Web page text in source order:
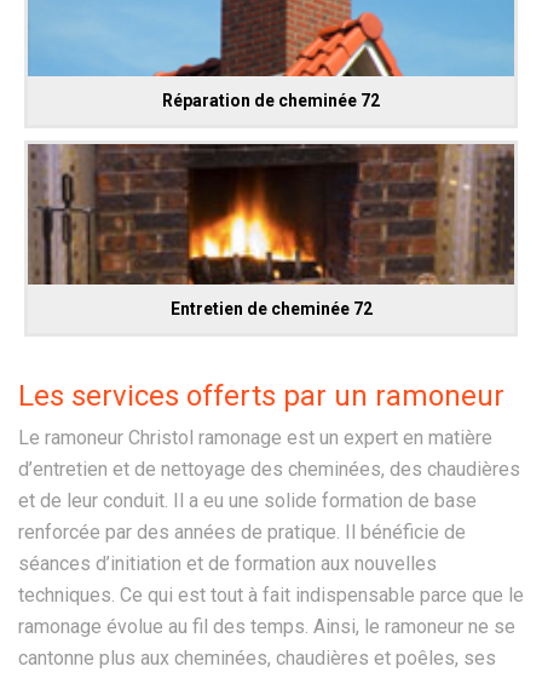
Réparation de cheminée 72
Entretien de cheminée 72
Les services offerts par un ramoneur
Le ramoneur Christol ramonage est un expert en matière
d’entretien et de nettoyage des cheminées, des chaudières
et de leur conduit. Il a eu une solide formation de base
renforcée par des années de pratique. Il bénéficie de
séances d’initiation et de formation aux nouvelles
techniques. Ce qui est tout à fait indispensable parce que le
ramonage évolue au fil des temps. Ainsi, le ramoneur ne se
cantonne plus aux cheminées, chaudières et poêles, ses